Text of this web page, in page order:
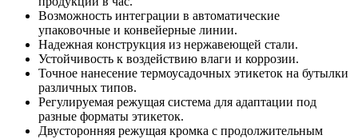
Возможность интеграции в автоматические
упаковочные и конвейерные линии.
Надежная конструкция из нержавеющей стали.
Устойчивость к воздействию влаги и коррозии.
Точное нанесение термоусадочных этикеток на бутылки
различных типов.
Регулируемая режущая система для адаптации под
разные форматы этикеток.
Двусторонняя режущая кромка с продолжительным